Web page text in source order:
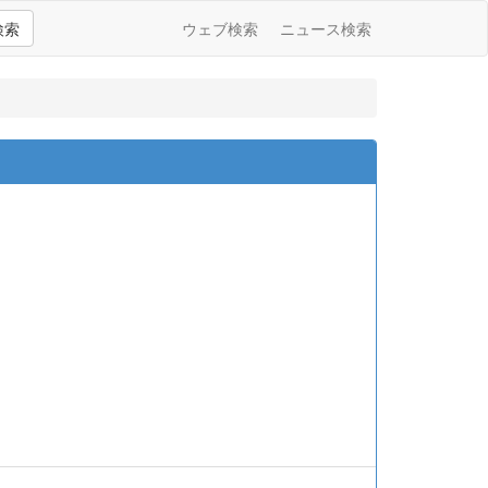
索 ウェブ検索 ニュース検索